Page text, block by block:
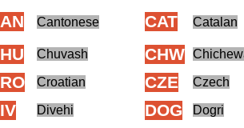
Cantonese CAT Catalan
Chuvash CHW
Croatian CZE Czech
Divehi DOG Dogri